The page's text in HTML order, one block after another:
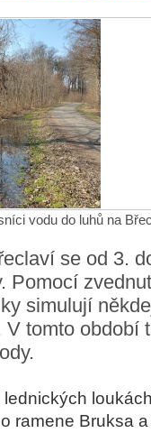
vodu do luhů na
se od 3.
Pomocí
simulují
tomto období
ramene Bruksa